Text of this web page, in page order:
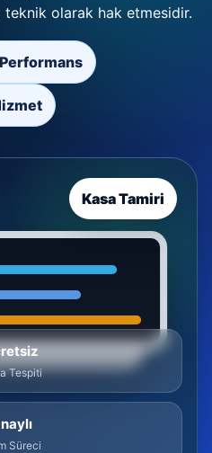
teknik olarak hak etmesidir.
Kasa Tamiri
Tespiti
Süreci